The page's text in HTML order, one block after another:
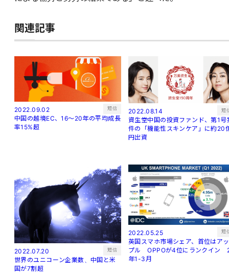
関連記事
2022.09.02 短信
中国の越境EC、16～20年の平均成長
率15%超
2022.08.14 短
資生堂中国の投資ファンド、第1号
件の「機能性スキンケア」に約20
円出資
2022.07.20 短信
世界のユニコーン企業数、中国と米
国が7割超
2022.05.25 短
英国スマホ市場シェア、首位はアッ
プル OPPOが4位にランクイン
年1-3月